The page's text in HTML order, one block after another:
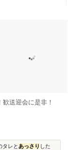
送迎会に是非！
タレと あっさり した